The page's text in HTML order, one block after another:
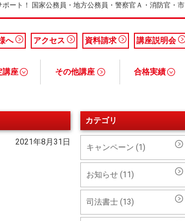
ート！ 国家公務員・地方公務員・警察官Ａ・消防官・市
へ アクセス 資料請求 講座説明会
講座 その他講座 合格実績
2021年8月31日
カテゴリ
キャンペーン (1)
お知らせ (11)
司法書士 (13)